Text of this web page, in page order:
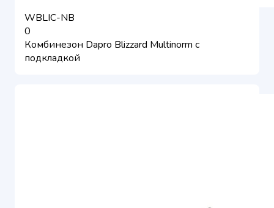
WBLIC-NB
0
Комбинезон Dapro Blizzard Multinorm с
подкладкой